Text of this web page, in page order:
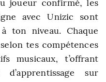
joueur confirmé, les
avec Unizic sont
ton niveau. Chaque
tes compétences
musicaux, t’offrant
sur